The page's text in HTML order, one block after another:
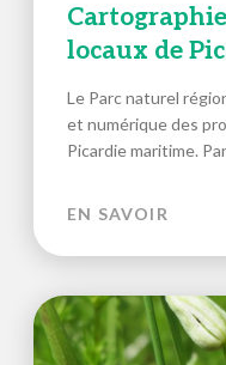
locaux de
Le Parc naturel
et numérique des
Picardie maritime.
EN SAVOIR